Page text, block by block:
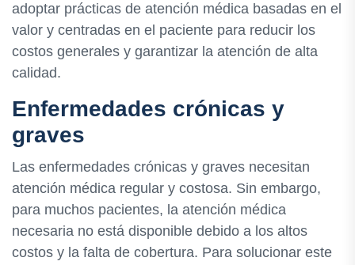
adoptar prácticas de atención médica basadas en el
valor y centradas en el paciente para reducir los
costos generales y garantizar la atención de alta
calidad.
Enfermedades crónicas y
graves
Las enfermedades crónicas y graves necesitan
atención médica regular y costosa. Sin embargo,
para muchos pacientes, la atención médica
necesaria no está disponible debido a los altos
costos y la falta de cobertura. Para solucionar este